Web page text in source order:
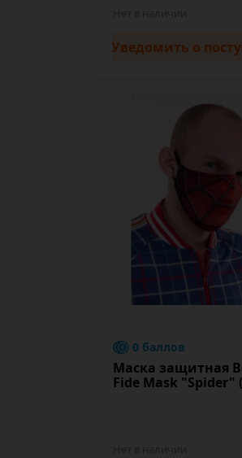
Уведомить о
0 баллов
Маска защитная
Fide Mask "Spider"